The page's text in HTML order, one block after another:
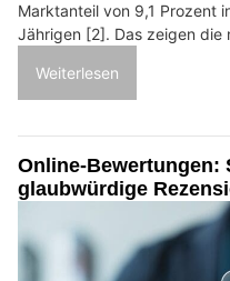
Marktanteil von 9,1 Prozent
Jährigen [2]. Das zeigen die
Weiterlesen
Online-Bewertungen:
glaubwürdige